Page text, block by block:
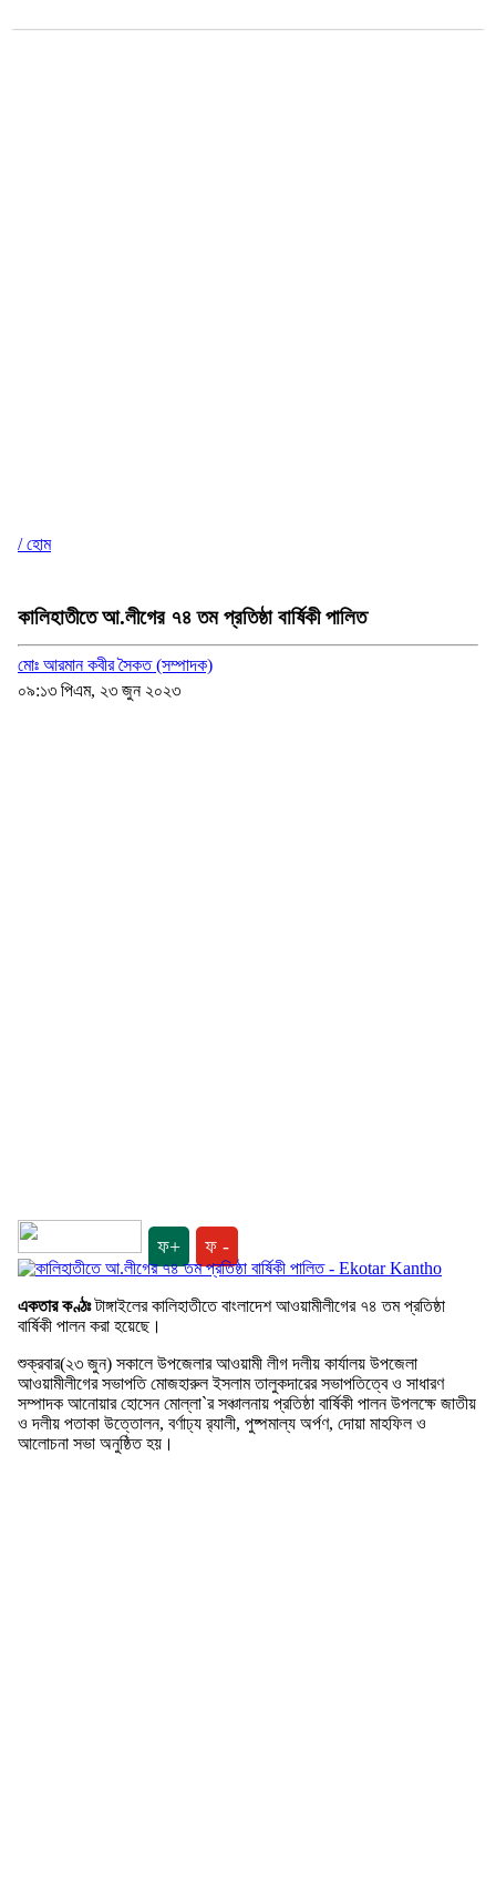
/ হোম
কালিহাতীতে আ.লীগের ৭৪ তম প্রতিষ্ঠা বার্ষিকী পালিত
মোঃ আরমান কবীর সৈকত (সম্পাদক)
০৯:১৩ পিএম, ২৩ জুন ২০২৩
ফ+ ফ -
একতার কণ্ঠঃটাঙ্গাইলের কালিহাতীতে বাংলাদেশ আওয়ামীলীগের ৭৪ তম প্রতিষ্ঠা
বার্ষিকী পালন করা হয়েছে।
শুক্রবার(২৩ জুন) সকালে উপজেলার আওয়ামী লীগ দলীয় কার্যালয় উপজেলা
আওয়ামীলীগের সভাপতি মোজহারুল ইসলাম তালুকদারের সভাপতিত্বে ও সাধারণ
সম্পাদক আনোয়ার হোসেন মোল্লা`র সঞ্চালনায় প্রতিষ্ঠা বার্ষিকী পালন উপলক্ষে জাতীয়
ও দলীয় পতাকা উত্তোলন, বর্ণাঢ্য র‍্যালী, পুষ্পমাল্য অর্পণ, দোয়া মাহফিল ও
আলোচনা সভা অনুষ্ঠিত হয়।